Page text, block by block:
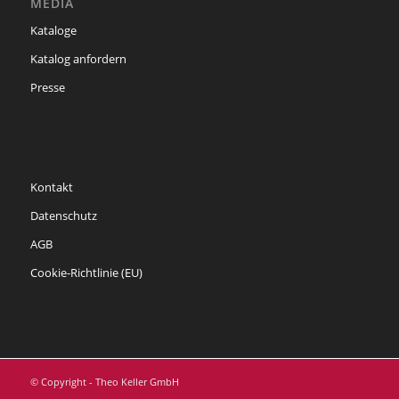
Kataloge
Katalog anfordern
Presse
Kontakt
Datenschutz
AGB
Cookie-Richtlinie (EU)
© Copyright - Theo Keller GmbH